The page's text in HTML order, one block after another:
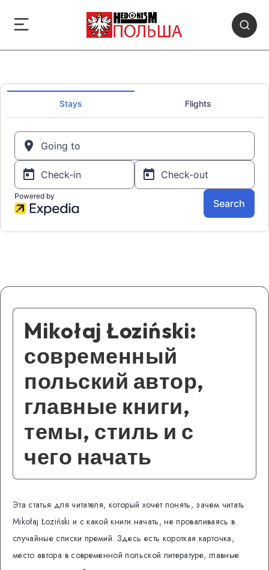
Mikołaj Łoziński:
современный
польский автор,
главные книги,
темы, стиль и с
чего начать
Эта статья для читателя, который хочет понять, зачем читать
Mikołaj Łoziński и с какой книги начать, не проваливаясь в
случайные списки премий. Здесь есть короткая карточка,
место автора в современной польской литературе, главные